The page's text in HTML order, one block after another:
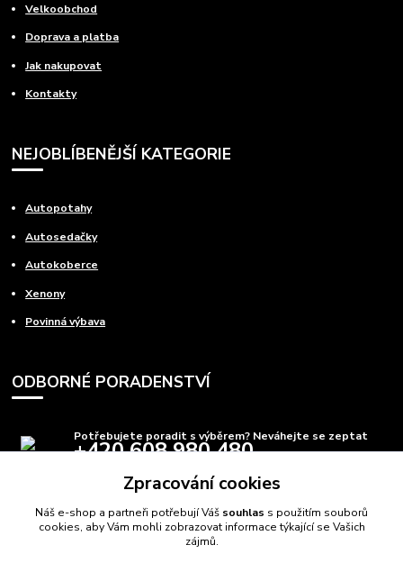
Velkoobchod
Doprava a platba
Jak nakupovat
Kontakty
NEJOBLÍBENĚJŠÍ KATEGORIE
Autopotahy
Autosedačky
Autokoberce
Xenony
Povinná výbava
ODBORNÉ PORADENSTVÍ
Potřebujete poradit s výběrem? Neváhejte se zeptat
+420 608 980 480
info@autods.cz
Zpracování cookies
Náš e-shop a partneři potřebují Váš souhlas s použitím souborů
cookies, aby Vám mohli zobrazovat informace týkající se Vašich
zájmů.